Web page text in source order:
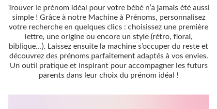
Trouver le prénom idéal pour votre bébé n’a jamais été aussi
simple ! Grâce à notre Machine à Prénoms, personnalisez
votre recherche en quelques clics : choisissez une première
lettre, une origine ou encore un style (rétro, floral,
biblique…). Laissez ensuite la machine s’occuper du reste et
découvrez des prénoms parfaitement adaptés à vos envies.
Un outil pratique et inspirant pour accompagner les futurs
parents dans leur choix du prénom idéal !